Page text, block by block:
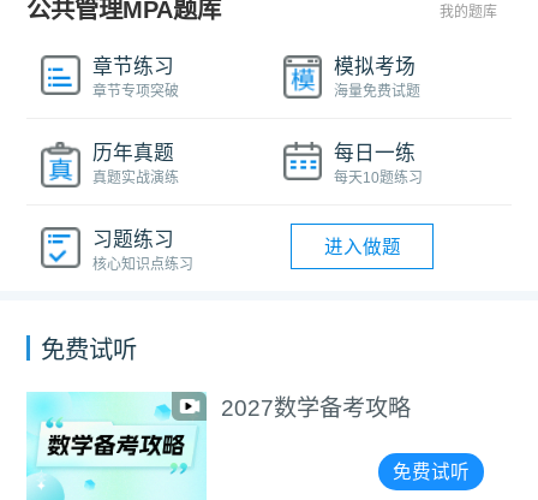
公共管理MPA题库 我的题库
章节练习
章节专项突破
模拟考场
海量免费试题
历年真题
真题实战演练
每日一练
每天10题练习
习题练习
核心知识点练习
进入做题
免费试听
2027数学备考攻略
免费试听